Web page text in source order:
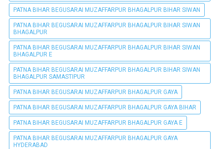
PATNA BIHAR BEGUSARAI MUZAFFARPUR BHAGALPUR BIHAR SIWAN
PATNA BIHAR BEGUSARAI MUZAFFARPUR BHAGALPUR BIHAR SIWAN
BHAGALPUR
PATNA BIHAR BEGUSARAI MUZAFFARPUR BHAGALPUR BIHAR SIWAN
BHAGALPUR E
PATNA BIHAR BEGUSARAI MUZAFFARPUR BHAGALPUR BIHAR SIWAN
BHAGALPUR SAMASTIPUR
PATNA BIHAR BEGUSARAI MUZAFFARPUR BHAGALPUR GAYA
PATNA BIHAR BEGUSARAI MUZAFFARPUR BHAGALPUR GAYA BIHAR
PATNA BIHAR BEGUSARAI MUZAFFARPUR BHAGALPUR GAYA E
PATNA BIHAR BEGUSARAI MUZAFFARPUR BHAGALPUR GAYA
HYDERABAD